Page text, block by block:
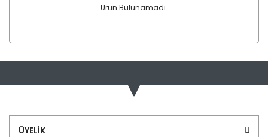
Ürün Bulunamadı.
ÜYELİK